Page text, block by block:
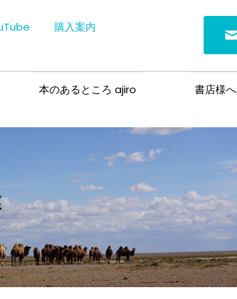
購入案内
本のあるところ ajiro 書店様へ